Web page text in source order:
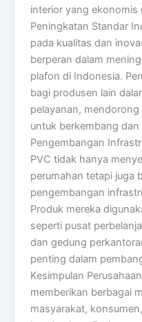
interior yang ekonomis
Peningkatan Standar
pada kualitas dan
berperan dalam
plafon di Indonesia.
bagi produsen lain
pelayanan,
untuk berkembang dan
Pengembangan
PVC tidak hanya
perumahan tetapi juga
pengembangan
Produk mereka
seperti pusat
dan gedung
penting dalam
Kesimpulan
memberikan berbagai
masyarakat,